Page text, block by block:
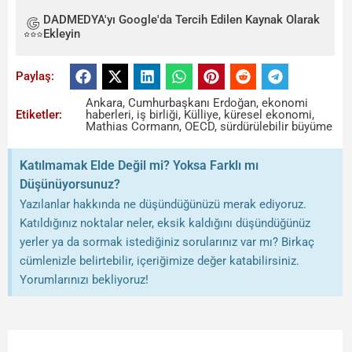
DADMEDYA'yı Google'da Tercih Edilen Kaynak Olarak
Ekleyin
Paylaş:
Etiketler:
Ankara,Cumhurbaşkanı Erdoğan,ekonomi
haberleri, iş birliği, Külliye, küresel ekonomi,
Mathias Cormann,OECD,sürdürülebilir büyüme
Katılmamak Elde Değil mi? Yoksa Farklı mı
Düşünüyorsunuz?
Yazılanlar hakkında ne düşündüğünüzü merak ediyoruz.
Katıldığınız noktalar neler, eksik kaldığını düşündüğünüz
yerler ya da sormak istediğiniz sorularınız var mı? Birkaç
cümlenizle belirtebilir, içeriğimize değer katabilirsiniz.
Yorumlarınızı bekliyoruz!